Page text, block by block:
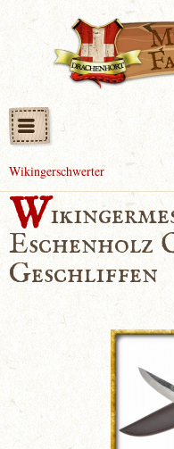
Wikingerschwerter
W
Eschenholz
Geschliffen